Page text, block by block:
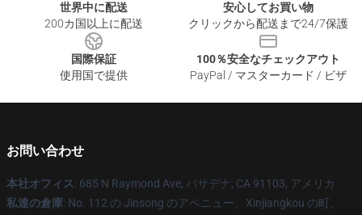
世界中に配送
200カ国以上に配送
安心してお買い物
クリックから配送まで24/7保護
国際保証
使用国で提供
100％安全なチェックアウト
PayPal / マスターカード / ビザ
お問い合わせ
本社オフィス: 685 N Raymond Ave, パサデナ, CA 91103, アメリカ
私達の倉庫: No. 112 の Jinsong のアベニュー、Xinjiangkou の町、